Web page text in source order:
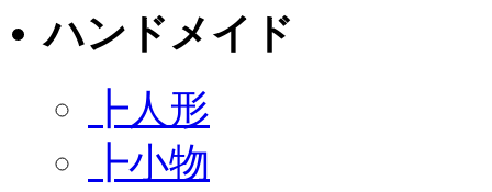
ハンドメイド
┣人形
┣小物